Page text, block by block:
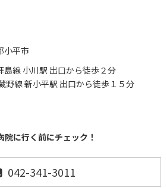
小平市
島線 小川駅 出口から徒歩２分
野線 新小平駅 出口から徒歩１５分
院に行く前にチェック！
042-341-3011